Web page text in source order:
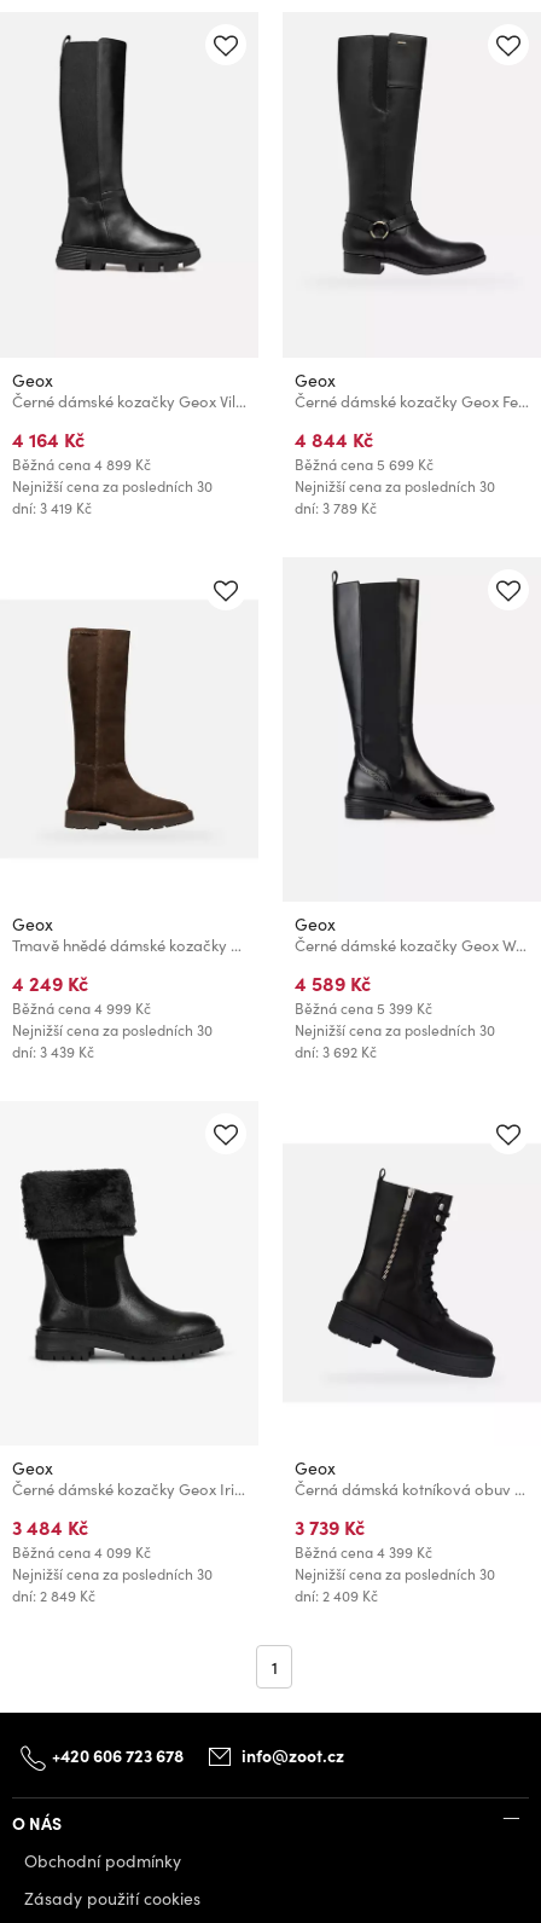
Geox
Černé dámské kozačky Geox Vilde
4 164 Kč
Běžná cena4 899 Kč
Nejnižší cena za posledních 30
dní: 3 419 Kč
Geox
Černé dámské kozačky Geox Felicity Np Abx
4 844 Kč
Běžná cena5 699 Kč
Nejnižší cena za posledních 30
dní: 3 789 Kč
Geox
Tmavě hnědé dámské kozačky Geox Norize
4 249 Kč
Běžná cena4 999 Kč
Nejnižší cena za posledních 30
dní: 3 439 Kč
Geox
Černé dámské kozačky Geox Walk Pleasure
4 589 Kč
Běžná cena5 399 Kč
Nejnižší cena za posledních 30
dní: 3 692 Kč
Geox
Černé dámské kozačky Geox Iridea
3 484 Kč
Běžná cena4 099 Kč
Nejnižší cena za posledních 30
dní: 2 849 Kč
Geox
Černá dámská kotníková obuv Geox Spherica EC7
3 739 Kč
Běžná cena4 399 Kč
Nejnižší cena za posledních 30
dní: 2 409 Kč
1
+420 606 723 678 info@zoot.cz
O NÁS
Obchodní podmínky
Zásady použití cookies